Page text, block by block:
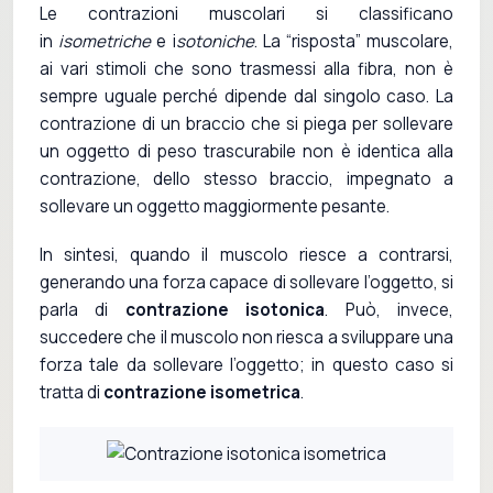
Le contrazioni muscolari si classificano
in isometrichee isotoniche. La “risposta” muscolare,
ai vari stimoli che sono trasmessi alla fibra, non è
sempre uguale perché dipende dal singolo caso. La
contrazione di un braccio che si piega per sollevare
un oggetto di peso trascurabile non è identica alla
contrazione, dello stesso braccio, impegnato a
sollevare un oggetto maggiormente pesante.
In sintesi, quando il muscolo riesce a contrarsi,
generando una forza capace di sollevare l’oggetto, si
parla di contrazione isotonica. Può, invece,
succedere che il muscolo non riesca a sviluppare una
forza tale da sollevare l’oggetto; in questo caso si
tratta di contrazione isometrica.